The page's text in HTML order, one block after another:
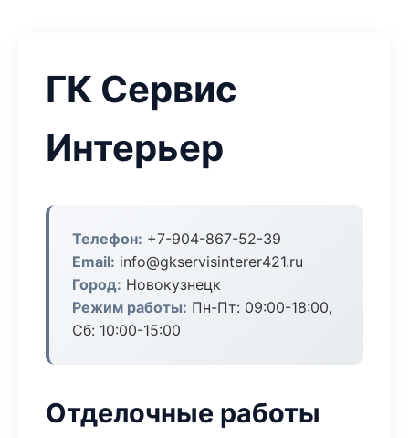
ГК Сервис
Интерьер
Телефон: +7-904-867-52-39
Email: info@gkservisinterer421.ru
Город: Новокузнецк
Режим работы: Пн-Пт: 09:00-18:00,
Сб: 10:00-15:00
Отделочные работы